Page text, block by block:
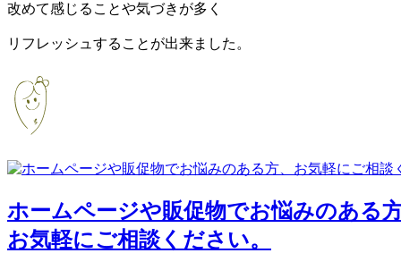
改めて感じることや気づきが多く
リフレッシュすることが出来ました。
ホームページや販促物でお悩みのある
お気軽にご相談ください。